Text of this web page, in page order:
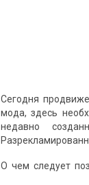
Сегодня
мода, здесь
недавно
О чем следует